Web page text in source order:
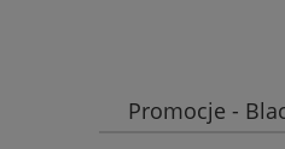
Promocje -